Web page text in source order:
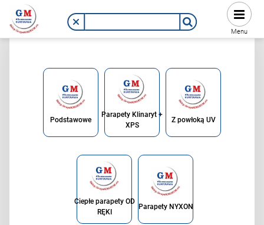
Menu
Podstawowe
Parapety Klinaryt +
XPS
Z powłoką UV
Ciepłe parapety OD
RĘKI
Parapety NYXON